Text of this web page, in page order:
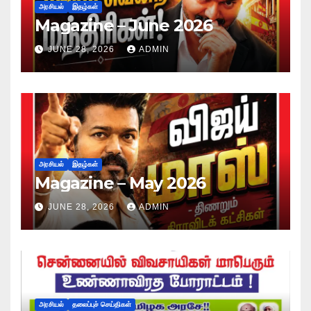
அரசியல் இதழ்கள்
Magazine – June 2026
JUNE 28, 2026 ADMIN
அரசியல் இதழ்கள்
Magazine – May 2026
JUNE 28, 2026 ADMIN
அரசியல் தலைப்புச் செய்திகள்